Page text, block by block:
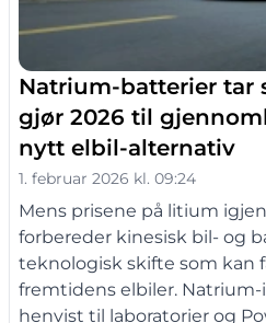
Natrium-batterier tar
gjør 2026 til
nytt elbil-alternativ
1. februar 2026 kl. 09:24
Mens prisene på litium
forbereder kinesisk bil- og
teknologisk skifte som kan
fremtidens elbiler.
henvist til laboratorier og